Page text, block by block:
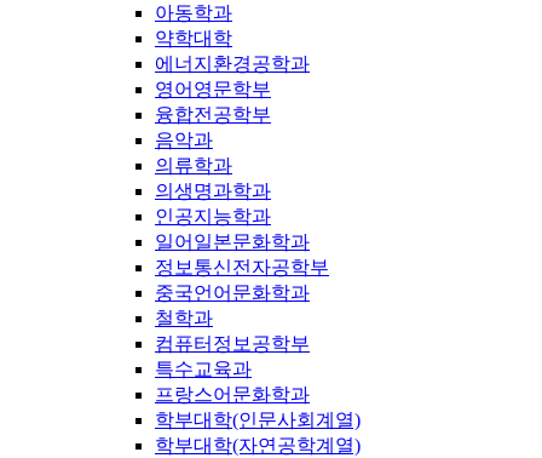
아동학과
약학대학
에너지환경공학과
영어영문학부
융합전공학부
음악과
의류학과
의생명과학과
인공지능학과
일어일본문화학과
정보통신전자공학부
중국언어문화학과
철학과
컴퓨터정보공학부
특수교육과
프랑스어문화학과
학부대학(인문사회계열)
학부대학(자연공학계열)